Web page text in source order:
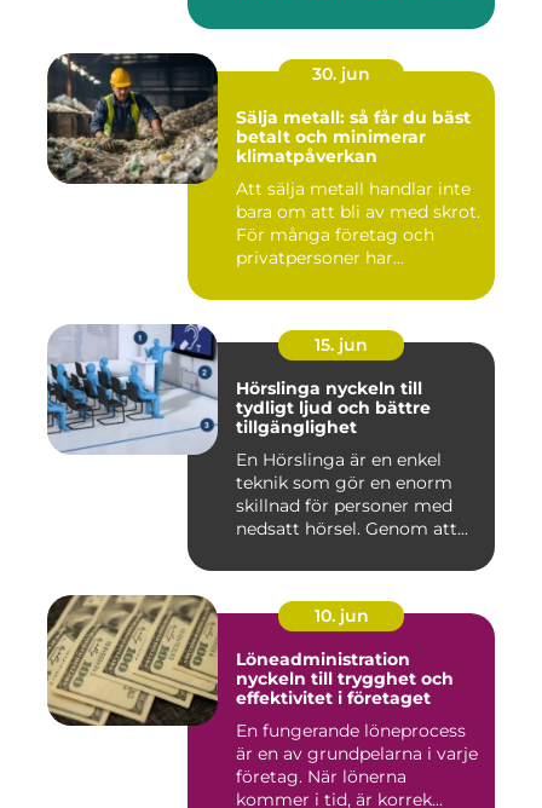
30. jun
Sälja metall: så får du bäst
betalt och minimerar
klimatpåverkan
Att sälja metall handlar inte
bara om att bli av med skrot.
För många företag och
privatpersoner har...
15. jun
Hörslinga nyckeln till
tydligt ljud och bättre
tillgänglighet
En Hörslinga är en enkel
teknik som gör en enorm
skillnad för personer med
nedsatt hörsel. Genom att...
10. jun
Löneadministration
nyckeln till trygghet och
effektivitet i företaget
En fungerande löneprocess
är en av grundpelarna i varje
företag. När lönerna
kommer i tid, är korrek...